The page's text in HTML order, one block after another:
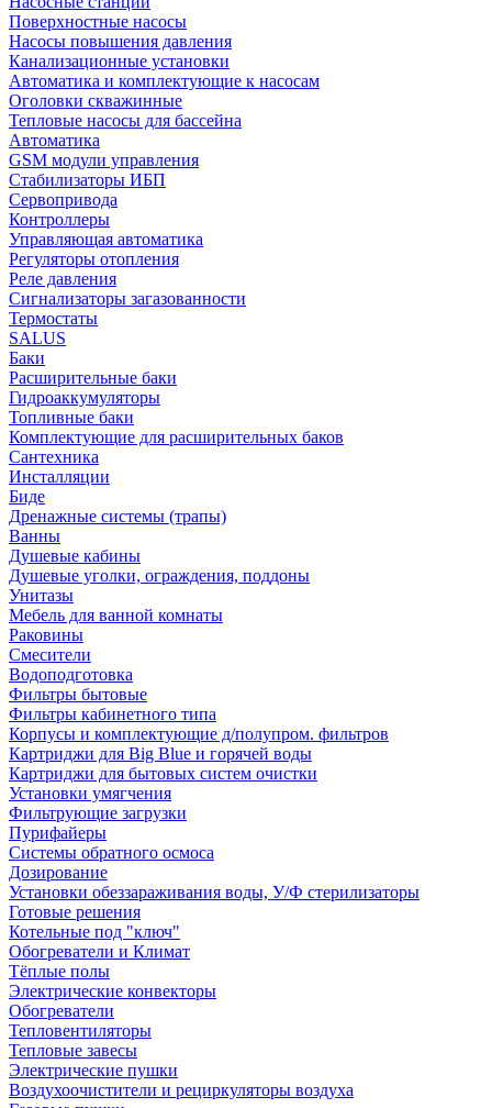
Поверхностные насосы
Насосы повышения давления
Канализационные установки
Автоматика и комплектующие к насосам
Оголовки скважинные
Тепловые насосы для бассейна
Автоматика
GSM модули управления
Стабилизаторы ИБП
Сервопривода
Контроллеры
Управляющая автоматика
Регуляторы отопления
Реле давления
Сигнализаторы загазованности
Термостаты
SALUS
Баки
Расширительные баки
Гидроаккумуляторы
Топливные баки
Комплектующие для расширительных баков
Сантехника
Инсталляции
Биде
Дренажные системы (трапы)
Ванны
Душевые кабины
Душевые уголки, ограждения, поддоны
Унитазы
Мебель для ванной комнаты
Раковины
Смесители
Водоподготовка
Фильтры бытовые
Фильтры кабинетного типа
Корпусы и комплектующие д/полупром. фильтров
Картриджи для Big Blue и горячей воды
Картриджи для бытовых систем очистки
Установки умягчения
Фильтрующие загрузки
Пурифайеры
Системы обратного осмоса
Дозирование
Установки обеззараживания воды, У/Ф стерилизаторы
Готовые решения
Котельные под "ключ"
Обогреватели и Климат
Тёплые полы
Электрические конвекторы
Обогреватели
Тепловентиляторы
Тепловые завесы
Электрические пушки
Воздухоочистители и рециркуляторы воздуха